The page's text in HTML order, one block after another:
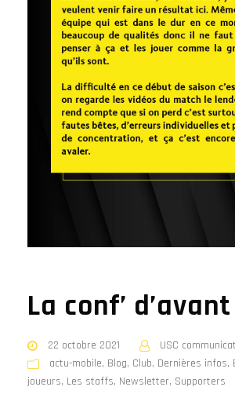
La conf’
22 octobre 2021
USC
actu-mobile, Blog, Club, Dernières infos,
joueurs, Les staffs, Newsletter, Supporters